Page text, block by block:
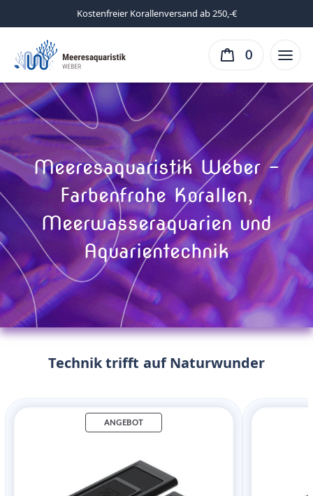
Kostenfreier Korallenversand ab 250,-€
0
Meeresaquaristik Weber –
Farbenfrohe Korallen,
Meerwasseraquarien und
Aquarientechnik
Technik trifft auf Naturwunder
ANGEBOT